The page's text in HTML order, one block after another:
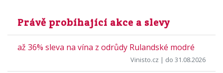
Právě probíhající akce a slevy
až 36% sleva na vína z odrůdy Rulandské modré
Vinisto.cz | do 31.08.2026